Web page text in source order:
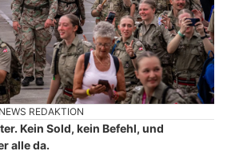
REDAKTION
Kein Sold, kein Befehl, und
alle da.